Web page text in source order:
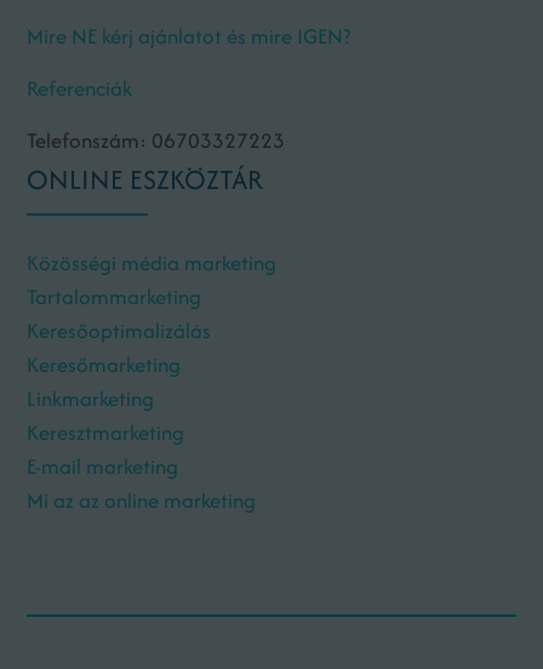
Mire NE kérj ajánlatot és mire IGEN?
Referenciák
Telefonszám: 06703327223
ONLINE ESZKÖZTÁR
Közösségi média marketing
Tartalommarketing
Keresőoptimalizálás
Keresőmarketing
Linkmarketing
Keresztmarketing
E-mail marketing
Mi az az online marketing